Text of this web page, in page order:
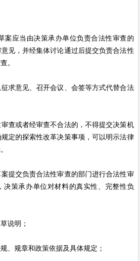
当由决策承办单位负责合法性审查的
见，并经集体讨论通过后提交负责合法性
。
意见、召开会议、会签等方式代替合法
或者经审查不合法的，不得提交决策机
定的探索性改革决策事项，可以明示法律
交负责合法性审查的部门进行合法性审
决策承办单位对材料的真实性、完整性负
说明；
规章和政策依据及具体规定；